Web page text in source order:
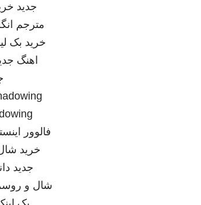
جدید
مترجم
خرید بک
اهنگ
فالوور
خرید
جدید
شال و